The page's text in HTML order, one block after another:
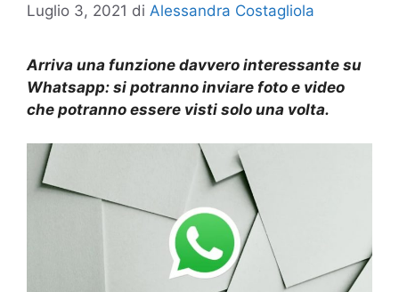
Luglio 3, 2021 di Alessandra Costagliola
Arriva una funzione davvero interessante su
Whatsapp: si potranno inviare foto e video
che potranno essere visti solo una volta.